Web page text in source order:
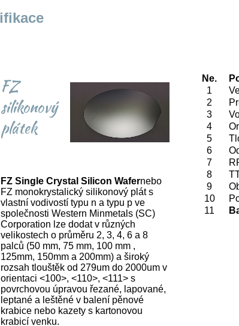
FZ
silikonový
plátek
FZ Single Crystal Silicon Wafernebo
FZ monokrystalický silikonový plát s
vlastní vodivostí typu n a typu p ve
společnosti Western Minmetals (SC)
Corporation lze dodat v různých
velikostech o průměru 2, 3, 4, 6 a 8
palců (50 mm, 75 mm, 100 mm ,
125mm, 150mm a 200mm) a široký
rozsah tlouštěk od 279um do 2000um v
orientaci <100>, <110>, <111> s
povrchovou úpravou řezané, lapované,
leptané a leštěné v balení pěnové
krabice nebo kazety s kartonovou
krabicí venku.
Ne.
1
2
3
4
5
6
7
8
9
10
11